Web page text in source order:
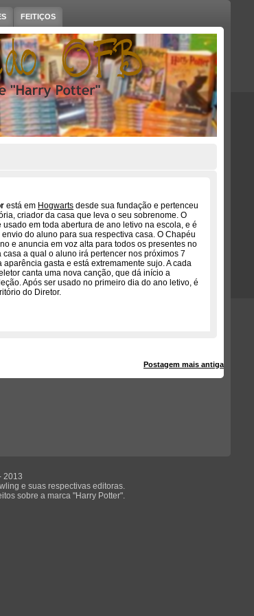
FEITIÇOS
está em Hogwarts desde sua fundação e pertenceu
criador da casa que leva o seu sobrenome. O
usado em toda abertura de ano letivo na escola, e é
do aluno para sua respectiva casa. O Chapéu
e anuncia em voz alta para todos os presentes no
casa a qual o aluno irá pertencer nos próximos 7
aparência gasta e está extremamente sujo. A cada
canta uma nova canção, que dá início a
Após ser usado no primeiro dia do ano letivo, é
do Diretor.
Postagem mais antiga
2013
e suas respectivas editoras.
sobre a marca "Harry Potter".